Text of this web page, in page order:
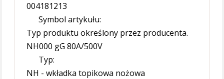
004181213
Symbol artykułu:
Typ produktu określony przez producenta.
NH000 gG 80A/500V
Typ:
NH - wkładka topikowa nożowa